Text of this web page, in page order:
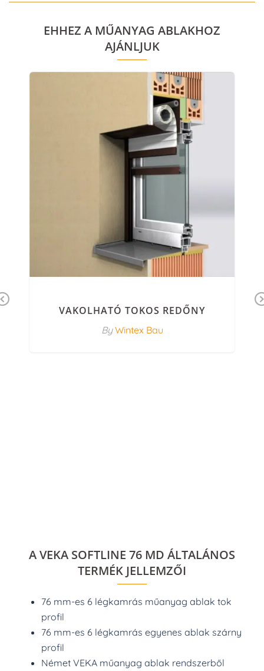
EHHEZ A MŰANYAG ABLAKHOZ
AJÁNLJUK
VAKOLHATÓ TOKOS REDŐNY
ByWintex Bau
A VEKA SOFTLINE 76 MD ÁLTALÁNOS
TERMÉK JELLEMZŐI
76 mm-es 6 légkamrás műanyag ablak tok
profil
76 mm-es 6 légkamrás egyenes ablak szárny
profil
Német VEKA műanyag ablak rendszerből